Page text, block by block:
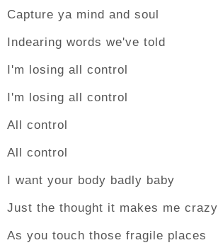
Capture ya mind and soul
Indearing words we've told
I'm losing all control
I'm losing all control
All control
All control
I want your body badly baby
Just the thought it makes me crazy
As you touch those fragile places